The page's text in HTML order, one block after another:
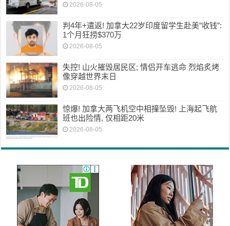
2026-08-05
判4年+遣返! 加拿大22岁印度留学生赴美”收钱”:
1个月狂捞$370万
2026-08-05
失控! 山火摧毁居民区; 情侣开车逃命 烈焰炙烤
像穿越世界末日
2026-08-05
惊爆! 加拿大两飞机空中相撞坠毁! 上海起飞航
班也出险情, 仅相距20米
2026-08-05